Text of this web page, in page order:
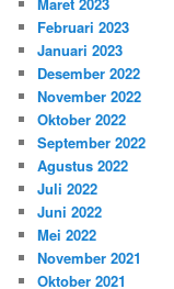
Maret 2023
Februari 2023
Januari 2023
Desember 2022
November 2022
Oktober 2022
September 2022
Agustus 2022
Juli 2022
Juni 2022
Mei 2022
November 2021
Oktober 2021